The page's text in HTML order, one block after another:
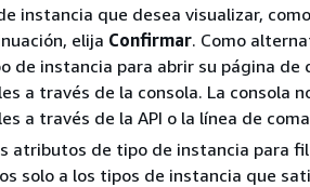
instancia que desea visualizar,
elija Confirmar. Como
de instancia para abrir su página
a través de la consola. La consola
a través de la API o la línea de
atributos de tipo de instancia para
solo a los tipos de instancia que